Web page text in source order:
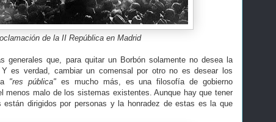
de la II República en Madrid
generales que, para quitar un Borbón solamente no desea la
es verdad, cambiar un comensal por otro no es desear los
"res pública" es mucho más, es una filosofía de gobierno
menos malo de los sistemas existentes. Aunque hay que tener
dirigidos por personas y la honradez de estas es la que